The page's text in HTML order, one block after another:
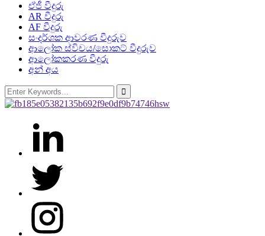
ඒජී වීදුරු
AR වීදුරු
AF වීදුරු
සංදර්ශක ආවරණ වීදුරුව
ආලෝක ස්විචය/සොකට් වීදුරුව
ආලෝකකරණ වීදුරු
අන් අය